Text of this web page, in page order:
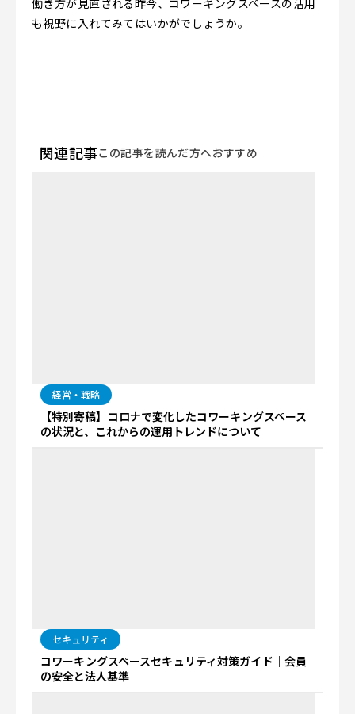
働き方が見直される昨今、コワーキングスペースの活用
も視野に入れてみてはいかがでしょうか。
関連記事この記事を読んだ方へおすすめ
経営・戦略
【特別寄稿】コロナで変化したコワーキングスペース
の状況と、これからの運用トレンドについて
セキュリティ
コワーキングスペースセキュリティ対策ガイド｜会員
の安全と法人基準